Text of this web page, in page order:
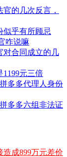
的几次反言，
似乎有所顾忌
咋说嘛
合同成立的几
元三倍
多多代理人身份
多多六组非法证
成899万元差价